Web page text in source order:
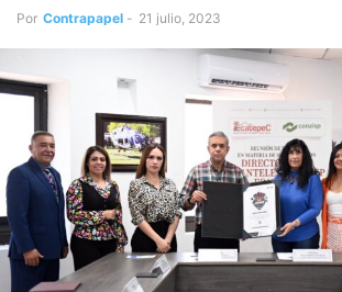
Por Contrapapel - 21 julio, 2023